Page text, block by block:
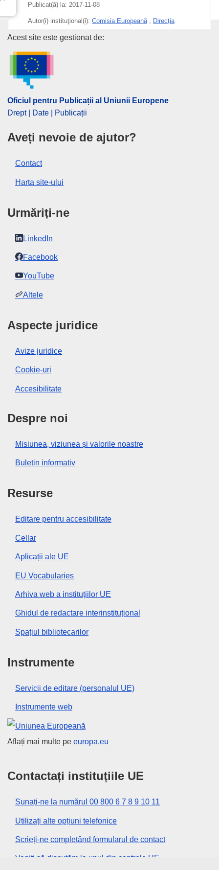
Publicat(ă) la: 2017-11-08
Autor(i) instituţional(i): Comisia Europeană
Direcția
Subiecte:
energetic
controlul poluării
reducerea emisiilor de gaze cu efect de seră
de mediu, vehicul cu motor,vehicul industrial
CELEX : 52017SC0651
COMNAT : SWD_2017_0651_FIN
Oficiul pentru Publicații al
Acest site este gestionat de:
Oficiul pentru Publicații al Uniunii Europene
Drept | Date | Publicații
Aveți nevoie de ajutor?
Contact
Harta site-ului
Urmăriți-ne
LinkedIn
Facebook
YouTube
Altele
Aspecte juridice
Avize juridice
Cookie-uri
Accesibilitate
Despre noi
Misiunea, viziunea și valorile noastre
Buletin informativ
Resurse
Editare pentru accesibilitate
Cellar
Aplicații ale UE
EU Vocabularies
Arhiva web a instituțiilor UE
Ghidul de redactare interinstituțional
Spațiul bibliotecarilor
Instrumente
Servicii de editare (personalul UE)
Instrumente web
Uniunea Europeană
Aflați mai multe pe europa.eu
Contactați instituțiile UE
Sunați-ne la numărul 00 800 6 7 8 9 10 11
Utilizați alte opțiuni telefonice
Scrieți-ne completând formularul de contact
Veniți să discutăm la unul din centrele UE